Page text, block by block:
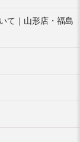
て｜山形店・福島